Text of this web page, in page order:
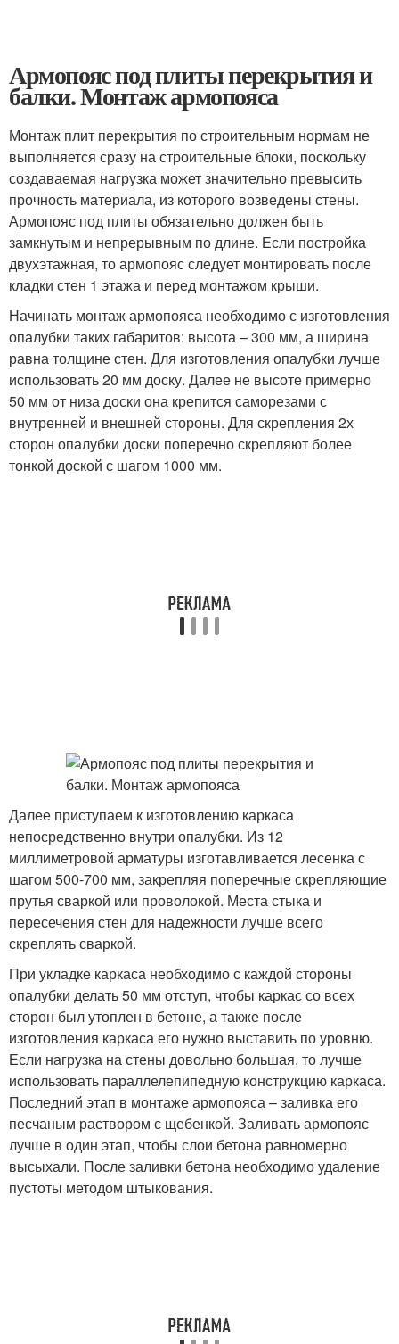
Армопояс под плиты перекрытия и
балки. Монтаж армопояса
Монтаж плит перекрытия по строительным нормам не
выполняется сразу на строительные блоки, поскольку
создаваемая нагрузка может значительно превысить
прочность материала, из которого возведены стены.
Армопояс под плиты обязательно должен быть
замкнутым и непрерывным по длине. Если постройка
двухэтажная, то армопояс следует монтировать после
кладки стен 1 этажа и перед монтажом крыши.
Начинать монтаж армопояса необходимо с изготовления
опалубки таких габаритов: высота – 300 мм, а ширина
равна толщине стен. Для изготовления опалубки лучше
использовать 20 мм доску. Далее не высоте примерно
50 мм от низа доски она крепится саморезами с
внутренней и внешней стороны. Для скрепления 2х
сторон опалубки доски поперечно скрепляют более
тонкой доской с шагом 1000 мм.
Далее приступаем к изготовлению каркаса
непосредственно внутри опалубки. Из 12
миллиметровой арматуры изготавливается лесенка с
шагом 500-700 мм, закрепляя поперечные скрепляющие
прутья сваркой или проволокой. Места стыка и
пересечения стен для надежности лучше всего
скреплять сваркой.
При укладке каркаса необходимо с каждой стороны
опалубки делать 50 мм отступ, чтобы каркас со всех
сторон был утоплен в бетоне, а также после
изготовления каркаса его нужно выставить по уровню.
Если нагрузка на стены довольно большая, то лучше
использовать параллелепипедную конструкцию каркаса.
Последний этап в монтаже армопояса – заливка его
песчаным раствором с щебенкой. Заливать армопояс
лучше в один этап, чтобы слои бетона равномерно
высыхали. После заливки бетона необходимо удаление
пустоты методом штыкования.